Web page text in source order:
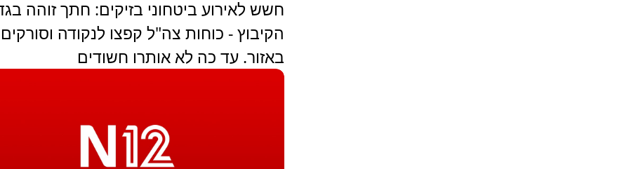
חשש לאירוע ביטחוני בזיקים: חתך זוהה
הקיבוץ - כוחות צה"ל קפצו לנקודה וסורקים
באזור. עד כה לא אותרו חשודים